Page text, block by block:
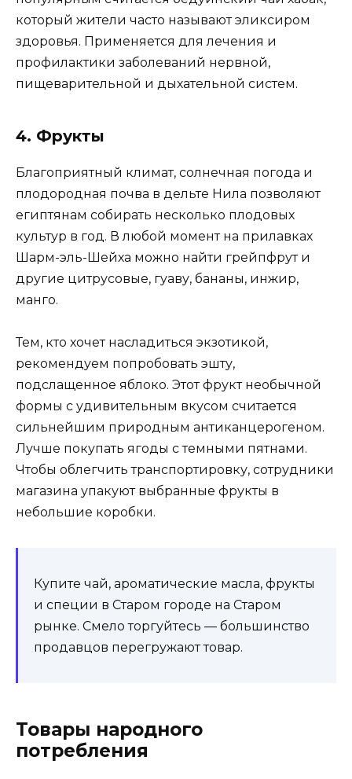
который жители часто называют эликсиром
здоровья. Применяется для лечения и
профилактики заболеваний нервной,
пищеварительной и дыхательной систем.
4. Фрукты
Благоприятный климат, солнечная погода и
плодородная почва в дельте Нила позволяют
египтянам собирать несколько плодовых
культур в год. В любой момент на прилавках
Шарм-эль-Шейха можно найти грейпфрут и
другие цитрусовые, гуаву, бананы, инжир,
манго.
Тем, кто хочет насладиться экзотикой,
рекомендуем попробовать эшту,
подслащенное яблоко. Этот фрукт необычной
формы с удивительным вкусом считается
сильнейшим природным антиканцерогеном.
Лучше покупать ягоды с темными пятнами.
Чтобы облегчить транспортировку, сотрудники
магазина упакуют выбранные фрукты в
небольшие коробки.
Купите чай, ароматические масла, фрукты
и специи в Старом городе на Старом
рынке. Смело торгуйтесь — большинство
продавцов перегружают товар.
Товары народного
потребления